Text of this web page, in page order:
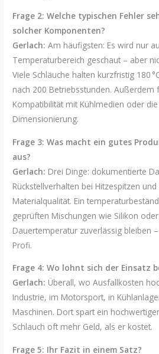
Frage 2: Welche typischen Fehler
solcher Komponenten?
Gerlach: Am häufigsten: Es wird nur
Temperaturbereich geschaut – aber
Viele Schläuche halten kurzfristig 180
nach 200 Betriebsstunden. Außerdem
Kompatibilität mit Kühlmedien oder
Dimensionierung.
Frage 3: Was macht ein gutes
aus?
Gerlach: Drei Dinge: dokumentierte
Rückstellverhalten bei Hitzespitzen
Materialqualität. Ein
geprüften Mischungen wie Silikon
Dauertemperatur zuverlässig bleiben
Profi.
Frage 4: Wo lohnt sich der Einsatz
Gerlach: Überall, wo Ausfallkosten
Industrie, im Motorsport, in
Maschinen. Dort spart ein
Schlauch oft mehr Geld, als er kostet.
Frage 5: Ihr Fazit in einem Satz?